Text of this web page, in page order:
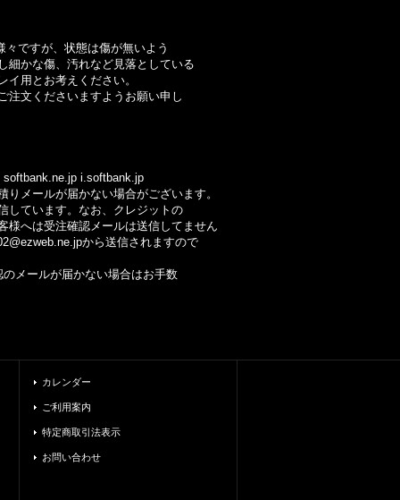
ですが、状態は傷が無いよう
かな傷、汚れなど見落としている
用とお考えください。
文くださいますようお願い申し
i.softbank.jp
ールが届かない場合がございます。
ています。なお、クレジットの
へは受注確認メールは送信してません
から送信されますので
ールが届かない場合はお手数
カレンダー
ご利用案内
特定商取引法表示
お問い合わせ